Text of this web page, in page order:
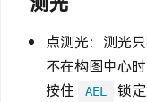
点测光：测光
不在构图中心
按住
AEL 锁